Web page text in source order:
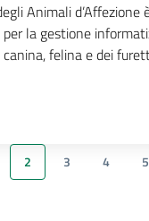
Animali d’Affezione
per la gestione
canina, felina e dei
2 3 4 5